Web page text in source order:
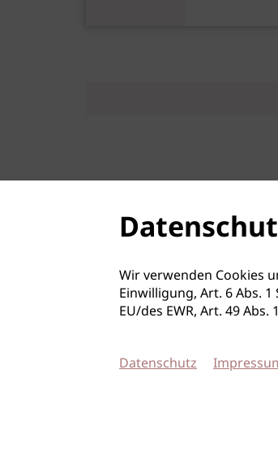
Wir verwenden Cookies
Einwilligung, Art. 6 Abs.
EU/des EWR, Art. 49 Abs.
Datenschutz